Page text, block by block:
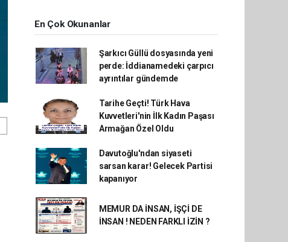
En Çok Okunanlar
Şarkıcı Güllü dosyasında yeni
perde: İddianamedeki çarpıcı
ayrıntılar gündemde
Tarihe Geçti! Türk Hava
Kuvvetleri'nin İlk Kadın Paşası
Armağan Özel Oldu
Davutoğlu'ndan siyaseti
sarsan karar! Gelecek Partisi
kapanıyor
MEMUR DA İNSAN, İŞÇİ DE
İNSAN ! NEDEN FARKLI İZİN ?